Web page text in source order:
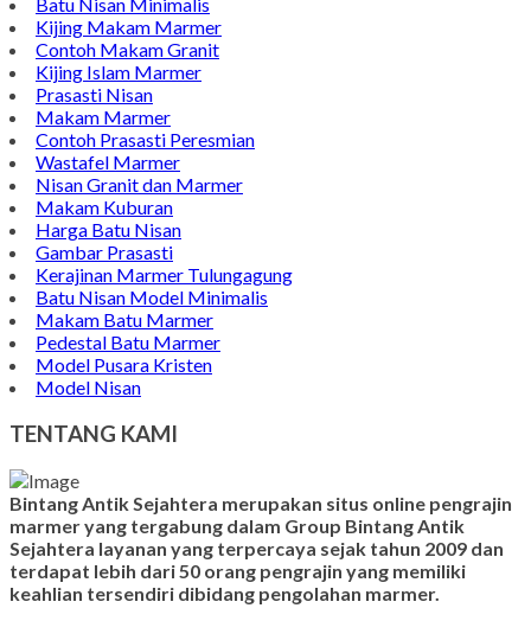
Kijing Makam Marmer
Contoh Makam Granit
Kijing Islam Marmer
Prasasti Nisan
Makam Marmer
Contoh Prasasti Peresmian
Wastafel Marmer
Nisan Granit dan Marmer
Makam Kuburan
Harga Batu Nisan
Gambar Prasasti
Kerajinan Marmer Tulungagung
Batu Nisan Model Minimalis
Makam Batu Marmer
Pedestal Batu Marmer
Model Pusara Kristen
Model Nisan
TENTANG KAMI
Bintang Antik Sejahtera merupakan situs online pengrajin
marmer yang tergabung dalam Group Bintang Antik
Sejahtera layanan yang terpercaya sejak tahun 2009 dan
terdapat lebih dari 50 orang pengrajin yang memiliki
keahlian tersendiri dibidang pengolahan marmer.